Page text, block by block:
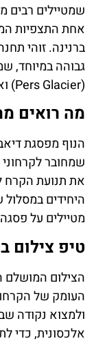
שמטיילים רבים
אחת התצפיות
ברנינה. זוהי
גבוהה במיוחד,
(Pers Glacier) ואת פסגת פיצ ברנינה (Piz Bernina).
מה רואים
הנוף מפסגת
שמחובר
את תנועת הקרח
היחידים במסלול
מטיילים על
טיפ צילום
הצילום
העומק של
ולמצוא נקודה
אלכסונית, כדי